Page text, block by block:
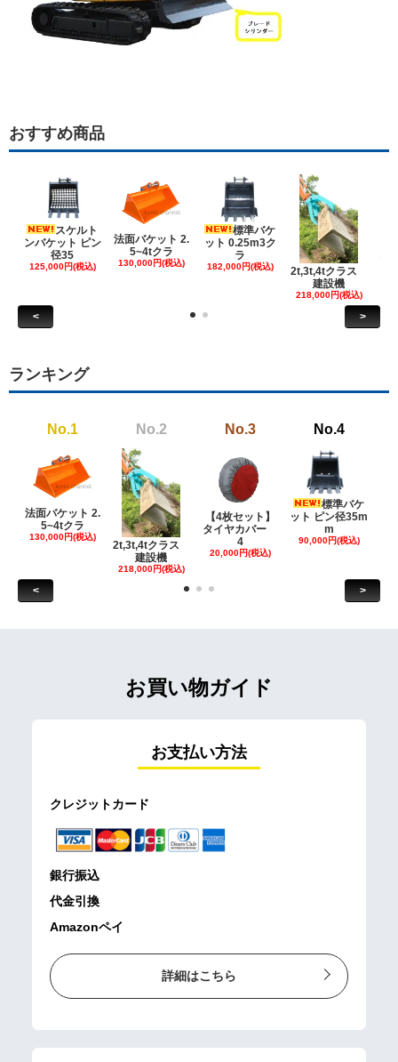
おすすめ商品
スケルト
ンバケット ピン
径35
125,000円(税込)
法面バケット 2.
5~4tクラ
130,000円(税込)
標準バケ
ット 0.25m3ク
ラ
182,000円(税込)
2t,3t,4tクラス
建設機
218,000円(税込)
< >
ランキング
No.1
法面バケット 2.
5~4tクラ
130,000円(税込)
No.2
2t,3t,4tクラス
建設機
218,000円(税込)
No.3
【4枚セット】
タイヤカバー
4
20,000円(税込)
No.4
標準バケ
ット ピン径35m
m
90,000円(税込)
< >
お買い物ガイド
お支払い方法
クレジットカード
銀行振込
代金引換
Amazonペイ
詳細はこちら